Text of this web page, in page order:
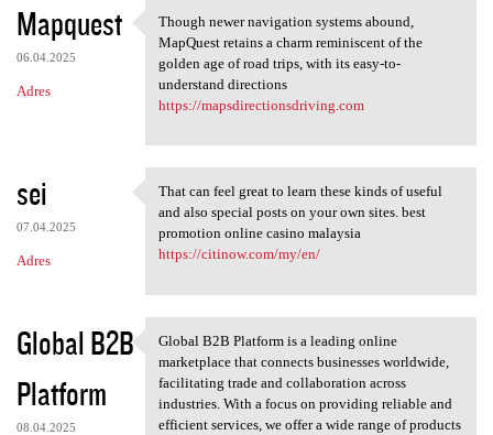
Mapquest
06.04.2025
Adres
Though newer navigation
Though newer navigation systems abound,
MapQuest retains a charm reminiscent of the
golden age of road trips, with its easy-to-
understand directions
https://mapsdirectionsdriving.com
sei
07.04.2025
Adres
That can feel great to learn
That can feel great to learn these kinds of useful
and also special posts on your own sites. best
promotion online casino malaysia
https://citinow.com/my/en/
Global B2B
Platform
08.04.2025
Global B2B Platform is a
Global B2B Platform is a leading online
marketplace that connects businesses worldwide,
facilitating trade and collaboration across
industries. With a focus on providing reliable and
efficient services, we offer a wide range of products